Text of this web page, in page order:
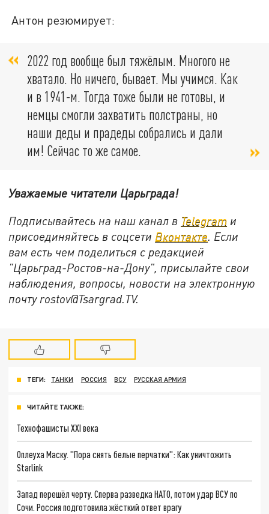
Антон резюмирует:
2022 год вообще был тяжёлым. Многого не
хватало. Но ничего, бывает. Мы учимся. Как
и в 1941-м. Тогда тоже были не готовы, и
немцы смогли захватить полстраны, но
наши деды и прадеды собрались и дали
им! Сейчас то же самое.
Уважаемые читатели Царьграда!
Подписывайтесь на наш канал в Telegram и
присоединяйтесь в соцсети Вконтакте. Если
вам есть чем поделиться с редакцией
"Царьград-Ростов-на-Дону", присылайте свои
наблюдения, вопросы, новости на электронную
почту rostov@Tsargrad.ТV.
ТЕГИ: ТАНКИ РОССИЯ ВСУ РУССКАЯ АРМИЯ
ЧИТАЙТЕ ТАКЖЕ:
Технофашисты XXI века
Оплеуха Маску. "Пора снять белые перчатки": Как уничтожить
Starlink
Запад перешёл черту. Сперва разведка НАТО, потом удар ВСУ по
Сочи. Россия подготовила жёсткий ответ врагу